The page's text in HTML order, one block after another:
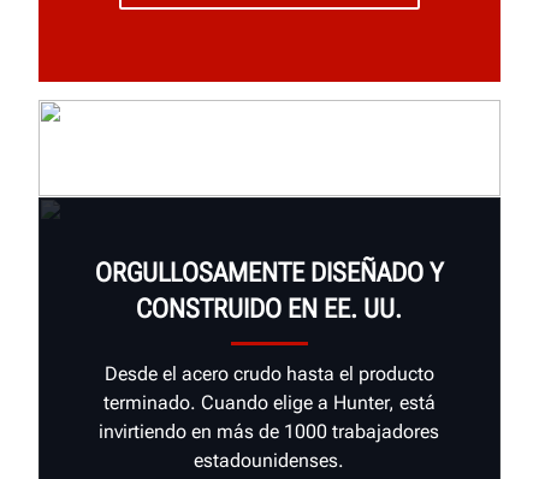
ORGULLOSAMENTE DISEÑADO Y
CONSTRUIDO EN EE. UU.
Desde el acero crudo hasta el producto
terminado. Cuando elige a Hunter, está
invirtiendo en más de 1000 trabajadores
estadounidenses.